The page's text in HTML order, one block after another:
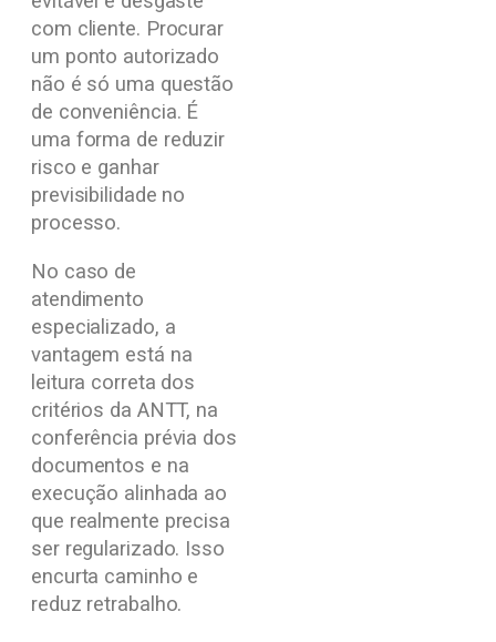
com cliente. Procurar
um ponto autorizado
não é só uma questão
de conveniência. É
uma forma de reduzir
risco e ganhar
previsibilidade no
processo.
No caso de
atendimento
especializado, a
vantagem está na
leitura correta dos
critérios da ANTT, na
conferência prévia dos
documentos e na
execução alinhada ao
que realmente precisa
ser regularizado. Isso
encurta caminho e
reduz retrabalho.